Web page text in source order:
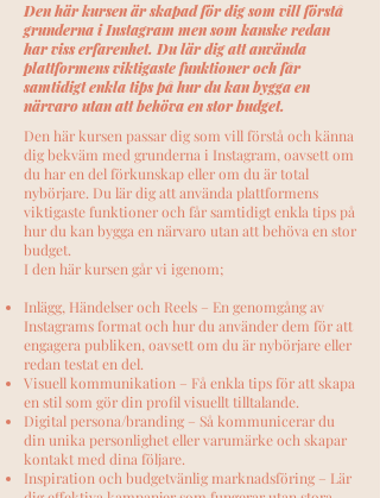
Den här kursen är skapad för dig som vill förstå
grunderna i Instagram men som kanske redan
har viss erfarenhet. Du lär dig att använda
plattformens viktigaste funktioner och får
samtidigt enkla tips på hur du kan bygga en
närvaro utan att behöva en stor budget.
Den här kursen passar dig som vill förstå och känna
dig bekväm med grunderna i Instagram, oavsett om
du har en del förkunskap eller om du är total
nybörjare. Du lär dig att använda plattformens
viktigaste funktioner och får samtidigt enkla tips på
hur du kan bygga en närvaro utan att behöva en stor
budget.
I den här kursen går vi igenom;
Inlägg, Händelser och Reels – En genomgång av
Instagrams format och hur du använder dem för att
engagera publiken, oavsett om du är nybörjare eller
redan testat en del.
Visuell kommunikation – Få enkla tips för att skapa
en stil som gör din profil visuellt tilltalande.
Digital persona/branding – Så kommunicerar du
din unika personlighet eller varumärke och skapar
kontakt med dina följare.
Inspiration och budgetvänlig marknadsföring – Lär